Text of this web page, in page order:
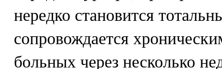
нередко становится
сопровождается
больных через несколько